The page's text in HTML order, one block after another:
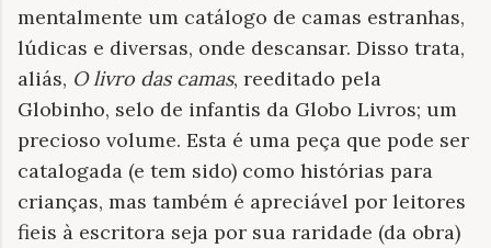
mentalmente um catálogo de camas estranhas,
lúdicas e diversas, onde descansar. Disso trata,
aliás, O livro das camas, reeditado pela
Globinho, selo de infantis da Globo Livros; um
precioso volume. Esta é uma peça que pode ser
catalogada (e tem sido) como histórias para
crianças, mas também é apreciável por leitores
fieis à escritora seja por sua raridade (da obra)